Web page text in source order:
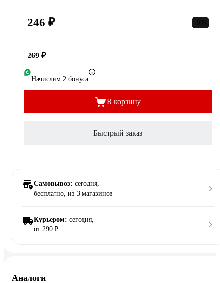
246 ₽
269 ₽
Начислим 2 бонуса
В корзину
Быстрый заказ
Самовывоз: сегодня,
бесплатно, из 3 магазинов
Курьером: сегодня,
от 290 ₽
Аналоги